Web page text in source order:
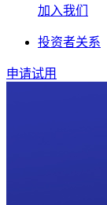
加入我们
投资者关系
申请试用